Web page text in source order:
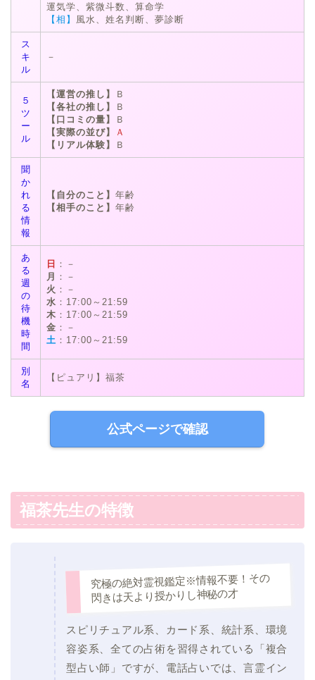
運気学、紫微斗数、算命学
【相】 風水、姓名判断、夢診断
ス
キ
ル
－
５
ツ
ー
ル
【運営の推し】
Ｂ
【各社の推し】
Ｂ
【口コミの量】
Ｂ
【実際の並び】
Ａ
【リアル体験】
Ｂ
聞
か
れ
る
情
報
【自分のこと】 年齢
【相手のこと】 年齢
あ
る
週
の
待
機
時
間
日 ：－
月 ：－
火 ：－
水 ：17:00～21:59
木 ：17:00～21:59
金 ：－
土 ：17:00～21:59
別
名
【ピュアリ】福茶
公式ページで確認
福茶先生の特徴
究極の絶対霊視鑑定※情報不要！その
閃きは天より授かりし神秘の才
スピリチュアル系、カード系、統計系、環境
容姿系、全ての占術を習得されている「複合
型占い師」ですが、電話占いでは、言霊イン